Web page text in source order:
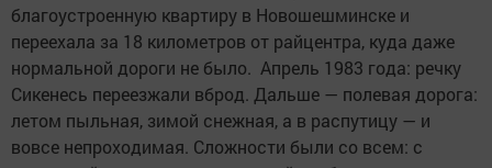
благоустроенную квартиру в Новошешминске и
переехала за 18 километров от райцентра, куда даже
нормальной дороги не было. Апрель 1983 года: речку
Сикенесь переезжали вброд. Дальше — полевая дорога:
летом пыльная, зимой снежная, а в распутицу — и
вовсе непроходимая. Сложности были со всем: с